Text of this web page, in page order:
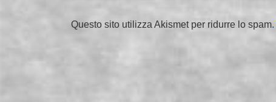
Questo sito utilizza Akismet per ridurre lo spam.